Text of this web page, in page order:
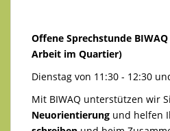
Offene Sprechstunde
Arbeit im Quartier)
Dienstag von 11:30 - 12:30
Mit BIWAQ unterstützen wir
Neuorientierung und helfen